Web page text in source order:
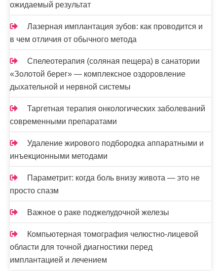
ожидаемый результат
Лазерная имплантация зубов: как проводится и
в чем отличия от обычного метода
Спелеотерапия (соляная пещера) в санатории
«Золотой берег» — комплексное оздоровление
дыхательной и нервной системы
Таргетная терапия онкологических заболеваний
современными препаратами
Удаление жирового подбородка аппаратными и
инъекционными методами
Параметрит: когда боль внизу живота — это не
просто спазм
Важное о раке поджелудочной железы
Компьютерная томография челюстно-лицевой
области для точной диагностики перед
имплантацией и лечением